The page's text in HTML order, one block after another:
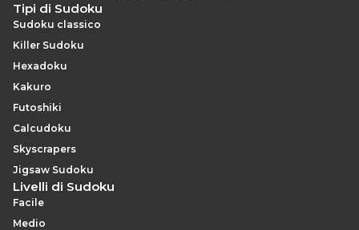
Tipi di Sudoku
Sudoku classico
Killer Sudoku
Hexadoku
Kakuro
Futoshiki
Calcudoku
Skyscrapers
Jigsaw Sudoku
Livelli di Sudoku
Facile
Medio